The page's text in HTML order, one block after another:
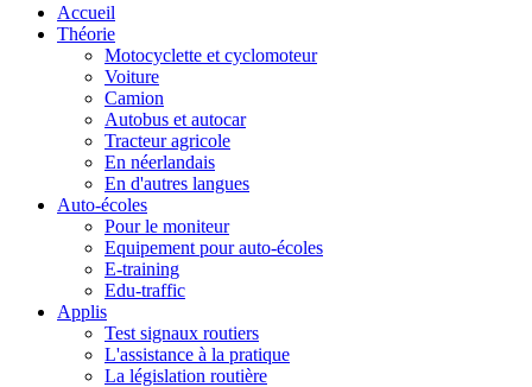
Accueil
Théorie
Motocyclette et cyclomoteur
Voiture
Camion
Autobus et autocar
Tracteur agricole
En néerlandais
En d'autres langues
Auto-écoles
Pour le moniteur
Equipement pour auto-écoles
E-training
Edu-traffic
Applis
Test signaux routiers
L'assistance à la pratique
La législation routière